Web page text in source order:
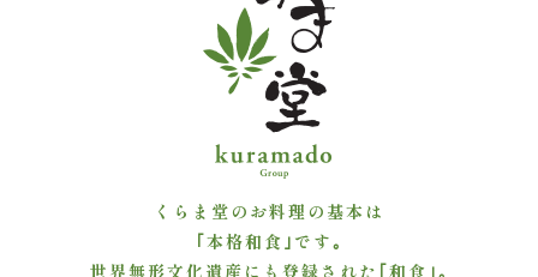
くらま堂のお料理の基本は
｢本格和食｣です｡
世界無形文化遺産にも登録された｢和食｣｡